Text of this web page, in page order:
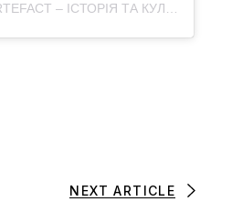
ПУБЛИКАЦИЯ ОТ ARTEFACT – ІСТОРІЯ ТА КУЛЬТУРА (@ARTEFACT.JOURNAL)
NEXT ARTICLE